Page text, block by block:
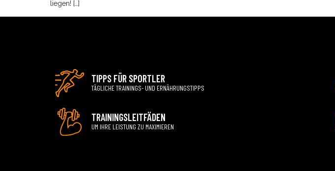
liegen! […]
TIPPS FÜR SPORTLER
TÄGLICHE TRAININGS- UND ERNÄHRUNGSTIPPS
TRAININGSLEITFÄDEN
UM IHRE LEISTUNG ZU MAXIMIEREN